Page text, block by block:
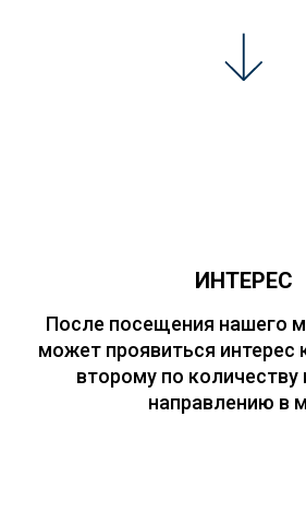
ИНТЕРЕС
После посещения нашего
может проявиться интерес
второму по количеству
направлению в